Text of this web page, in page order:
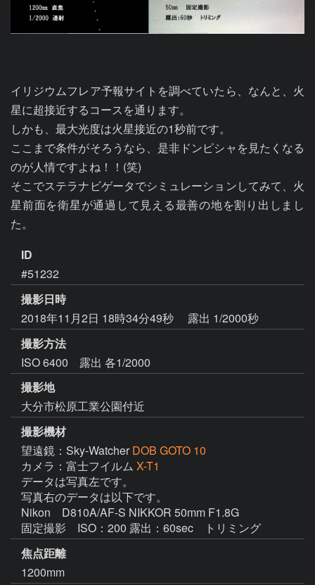
イリジウムフレア予報サイトを調べていたら、なんと、火
星に超接近するコースを通ります。
しかも、最大光度は火星接近の1秒前です。
ここまで条件がそろうなら、是非ドンピシャを見たくなる
のが人情ですよね！！(笑)
そこでステラナビゲータでシミュレーションしてみて、火
星前面を衛星が通過して見える最善の地を割り出しまし
た。
ID
#51232
撮影日時
2018年11月2日 18時34分49秒
露出 1/2000秒
撮影方法
ISO 6400 露出 各1/2000
撮影地
大分市松原工業公園付近
撮影機材
望遠鏡：Sky-Watcher DOB GOTO 10
カメラ：富士フイルム X-T1
データは写真左です。
写真右のデータは以下です。
Nikon　D810A/AF-S NIKKOR 50mm F1.8G
固定撮影　ISO：200 露出：60sec　トリミング
焦点距離
1200mm